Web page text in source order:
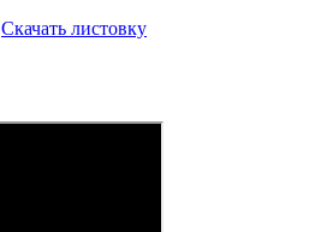
Скачать листовку